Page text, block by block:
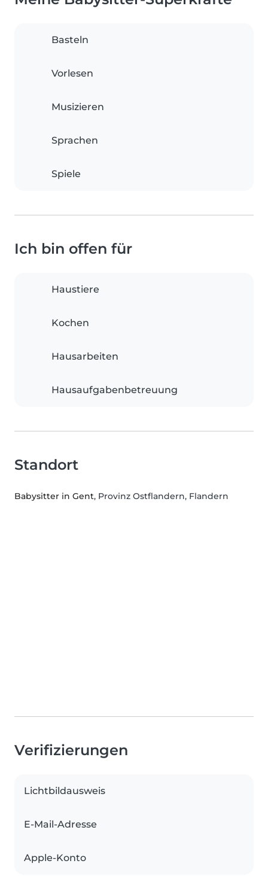
Basteln
Vorlesen
Musizieren
Sprachen
Spiele
Ich bin offen für
Haustiere
Kochen
Hausarbeiten
Hausaufgabenbetreuung
Standort
Babysitter in Gent, Provinz Ostflandern, Flandern
Verifizierungen
Lichtbildausweis
E-Mail-Adresse
Apple-Konto